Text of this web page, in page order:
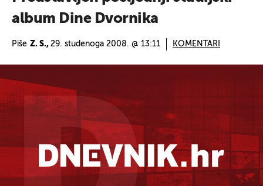
album Dine Dvornika
Piše Z. S., 29. studenoga 2008. @ 13:11 KOMENTARI